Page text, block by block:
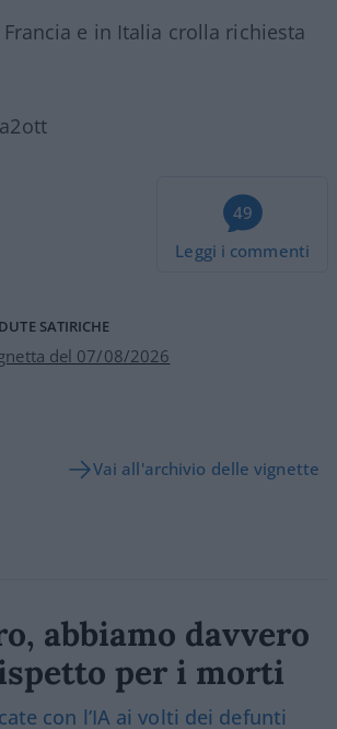
e in Italia crolla richiesta
49
Leggi i commenti
SATIRICHE
del 07/08/2026
Vai all'archivio delle vignette
abbiamo davvero
per i morti
con l’IA ai volti dei defunti